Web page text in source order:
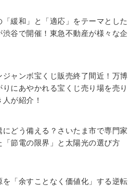
「緩和」と「適応」をテーマとした
渋谷で開催！東急不動産が様々な企
ジャンボ宝くじ販売終了間近！万博
にあやかれる宝くじ売り場を売り
が紹介！
にどう備える？さいたま市で専門家
「節電の限界」と太陽光の選び方
を「余すことなく価値化」する逆転